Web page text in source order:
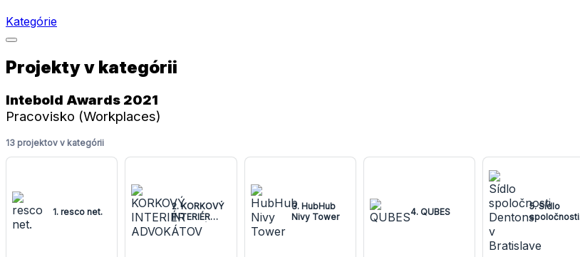
Kategórie
Projekty v kategórii
Intebold Awards 2021
Pracovisko (Workplaces)
13 projektov v kategórii
1. resco net.
2. KORKOVÝ
INTERIÉR
ADVOKÁTOV
3. HubHub
Nivy Tower
4. QUBES
5. Sídlo
spoločnosti